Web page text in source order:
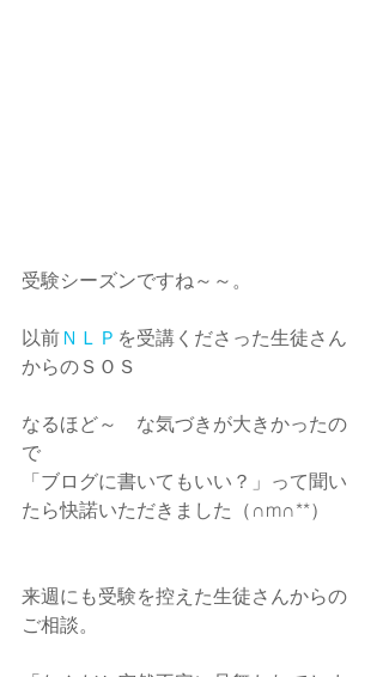
受験シーズンですね～～。
以前 ＮＬＰ を受講くださった生徒さん
からのＳＯＳ
なるほど～　な気づきが大きかったの
で
「ブログに書いてもいい？」って聞い
たら快諾いただきました（∩m∩**）
来週にも受験を控えた生徒さんからの
ご相談。